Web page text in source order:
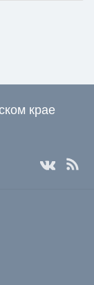
крае